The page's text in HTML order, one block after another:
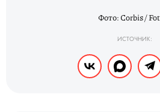
Фото: Corbis /
ИСТОЧНИК: